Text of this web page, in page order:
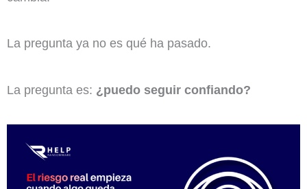
La pregunta ya no es qué ha pasado.
La pregunta es: ¿puedo seguir confiando?